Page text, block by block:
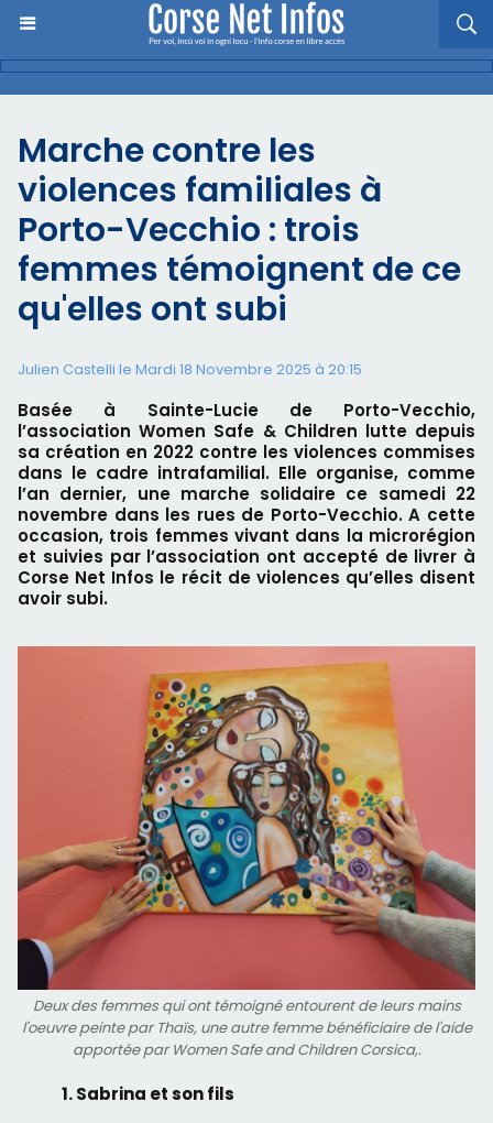
Marche contre les
violences familiales à
Porto-Vecchio : trois
femmes témoignent de ce
qu'elles ont subi
Julien Castelli le Mardi 18 Novembre 2025 à 20:15
Basée à Sainte-Lucie de Porto-Vecchio,
l’association Women Safe & Children lutte depuis
sa création en 2022 contre les violences commises
dans le cadre intrafamilial. Elle organise, comme
l’an dernier, une marche solidaire ce samedi 22
novembre dans les rues de Porto-Vecchio. A cette
occasion, trois femmes vivant dans la microrégion
et suivies par l’association ont accepté de livrer à
Corse Net Infos le récit de violences qu’elles disent
avoir subi.
Deux des femmes qui ont témoigné entourent de leurs mains
l'oeuvre peinte par Thaïs, une autre femme bénéficiaire de l'aide
apportée par Women Safe and Children Corsica,.
1. Sabrina et son fils